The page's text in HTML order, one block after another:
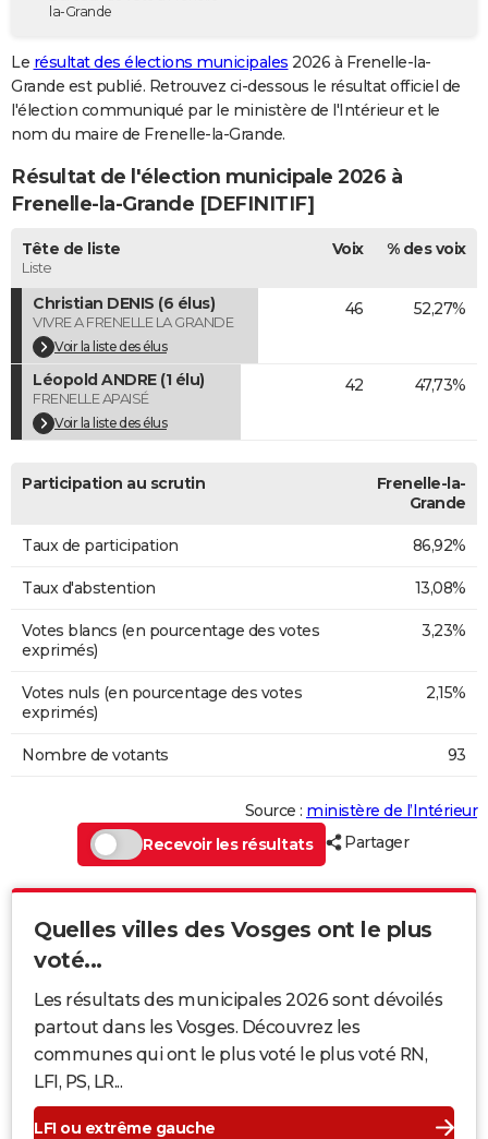
Destinations
City break
Voyage nature
Voyage de noces
Forum
GUIDES D'ACHAT
BONS PLANS
Carte de Noël
Carte Bonne année
Carte Saint-Valentin
Carte Pâques
Carte d'anniversaire
DICTIONNAIRE
Dictionnaire
Biographies
Citations
Expressions
Proverbes
PROGRAMME TV
COPAINS D'AVANT
S'inscrire
Se connecter
Lycées
Collèges
Primaires
Universités
Entreprises
Service militaire
Avis de recherche
AVIS DE DÉCÈS
FORUM
Bricolage
Lifestyle
Culture
Sport
Auto
Television
Voyage
Cinema
la-Grande
Le résultat des élections municipales 2026 à Frenelle-la-
Grande est publié. Retrouvez ci-dessous le résultat officiel de
l'élection communiqué par le ministère de l'Intérieur et le
nom du maire de Frenelle-la-Grande.
Résultat de l'élection municipale 2026 à
Frenelle-la-Grande [DEFINITIF]
Tête de liste
Liste
Voix % des voix
Christian DENIS (6 élus)
VIVRE A FRENELLE LA GRANDE
Voir la liste des élus
46 52,27%
Léopold ANDRE (1 élu)
FRENELLE APAISÉ
Voir la liste des élus
42 47,73%
Participation au scrutin
Frenelle-la-
Grande
Taux de participation 86,92%
Taux d'abstention 13,08%
Votes blancs (en pourcentage des votes
exprimés)
3,23%
Votes nuls (en pourcentage des votes
exprimés)
2,15%
Nombre de votants 93
Source : ministère de l’Intérieur
Recevoir les résultats
Partager
Quelles villes des Vosges ont le plus
voté...
Les résultats des municipales 2026 sont dévoilés
partout dans les Vosges. Découvrez les
communes qui ont le plus voté le plus voté RN,
LFI, PS, LR...
LFI ou extrême gauche